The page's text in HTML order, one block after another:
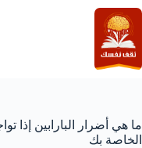
التجاوز
إلى
المحتوى
ما هي أضرار البارابين إذا
الخاصة بك